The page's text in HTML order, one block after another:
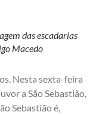
das escadarias
Macedo
Nesta sexta-feira
a São Sebastião,
Sebastião é,